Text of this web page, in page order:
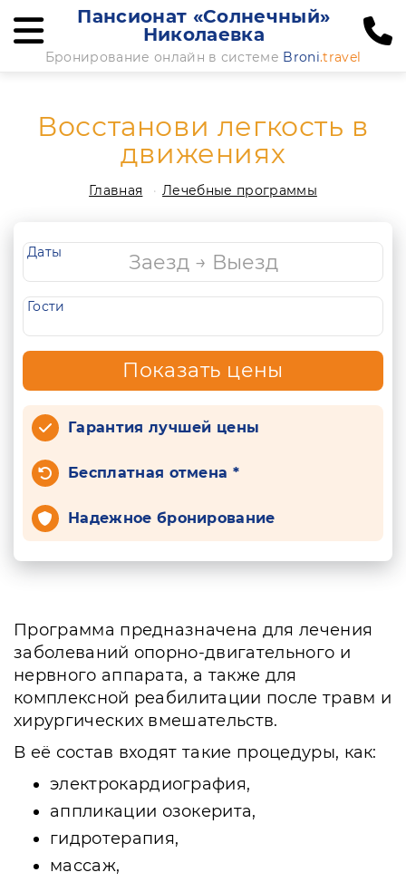
Пансионат «Солнечный»
Николаевка
Бронирование онлайн в системе Broni.travel
Восстанови легкость в
движениях
Главная Лечебные программы
Даты
Гости
Показать цены
Гарантия лучшей цены
Бесплатная отмена *
Надежное бронирование
Программа предназначена для лечения
заболеваний опорно-двигательного и
нервного аппарата, а также для
комплексной реабилитации после травм и
хирургических вмешательств.
В её состав входят такие процедуры, как:
электрокардиография,
аппликации озокерита,
гидротерапия,
массаж,